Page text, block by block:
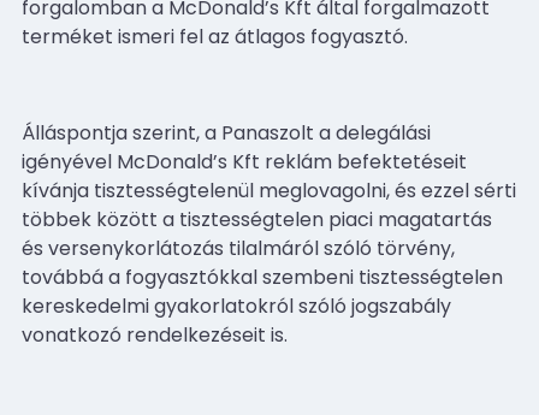
forgalomban a McDonald’s Kft által forgalmazott
terméket ismeri fel az átlagos fogyasztó.
Álláspontja szerint, a Panaszolt a delegálási
igényével McDonald’s Kft reklám befektetéseit
kívánja tisztességtelenül meglovagolni, és ezzel sérti
többek között a tisztességtelen piaci magatartás
és versenykorlátozás tilalmáról szóló törvény,
továbbá a fogyasztókkal szembeni tisztességtelen
kereskedelmi gyakorlatokról szóló jogszabály
vonatkozó rendelkezéseit is.